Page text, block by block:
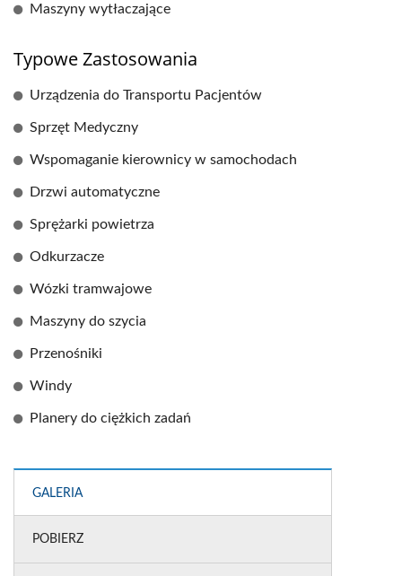
Maszyny wytłaczające
Typowe Zastosowania
Urządzenia do Transportu Pacjentów
Sprzęt Medyczny
Wspomaganie kierownicy w samochodach
Drzwi automatyczne
Sprężarki powietrza
Odkurzacze
Wózki tramwajowe
Maszyny do szycia
Przenośniki
Windy
Planery do ciężkich zadań
GALERIA
POBIERZ